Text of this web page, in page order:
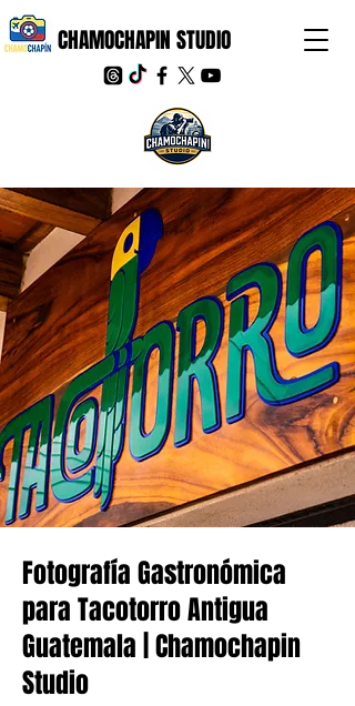
CHAMOCHAPIN STUDIO
Fotografía Gastronómica
para Tacotorro Antigua
Guatemala | Chamochapin
Studio